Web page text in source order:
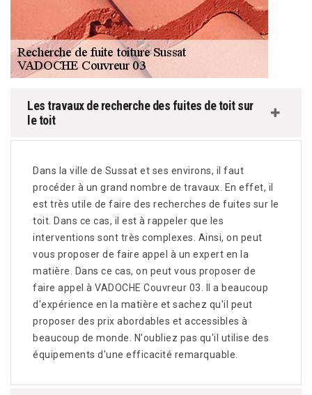
Les travaux de recherche des fuites de toit sur
le toit
Dans la ville de Sussat et ses environs, il faut
procéder à un grand nombre de travaux. En effet, il
est très utile de faire des recherches de fuites sur le
toit. Dans ce cas, il est à rappeler que les
interventions sont très complexes. Ainsi, on peut
vous proposer de faire appel à un expert en la
matière. Dans ce cas, on peut vous proposer de
faire appel à VADOCHE Couvreur 03. Il a beaucoup
d'expérience en la matière et sachez qu'il peut
proposer des prix abordables et accessibles à
beaucoup de monde. N'oubliez pas qu'il utilise des
équipements d'une efficacité remarquable.